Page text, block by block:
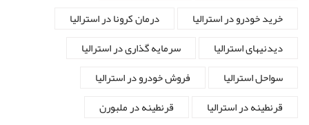
خرید خودرو در استرالیا
درمان کرونا در استرالیا
دیدنیهای استرالیا
سرمایه گذاری در استرالیا
سواحل استرالیا
فروش خودرو در استرالیا
قرنطینه در استرالیا
قرنطینه در ملبورن